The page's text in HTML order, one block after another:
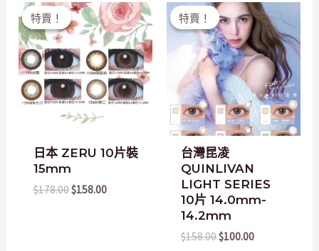
特賣！
特賣！
日本 ZERU 10片裝
15mm
$178.00
Original
price
was:
$178.00.
$158.00
Current
price
is:
$158.00.
特賣！
特賣！
台灣昆凌
QUINLIVAN
LIGHT SERIES
10片 14.0mm-
14.2mm
$158.00
Original
price
was:
$158.00.
$100.00
Current
price
is:
$100.00.